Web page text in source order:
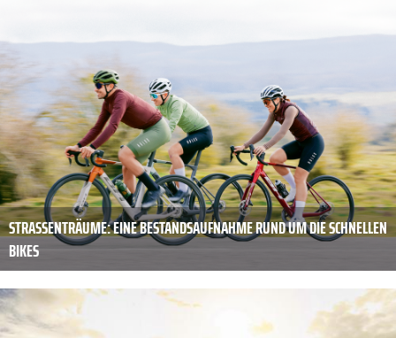
STRASSENTRÄUME: EINE BESTANDSAUFNAHME RUND UM DIE SCHNELLEN B
IKES